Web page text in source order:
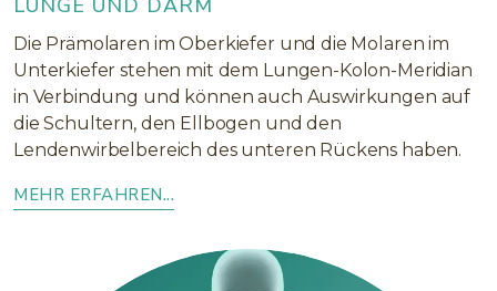
LUNGE UND DARM
Die Prämolaren im Oberkiefer und die Molaren im
Unterkiefer stehen mit dem Lungen-Kolon-Meridian
in Verbindung und können auch Auswirkungen auf
die Schultern, den Ellbogen und den
Lendenwirbelbereich des unteren Rückens haben.
MEHR ERFAHREN...